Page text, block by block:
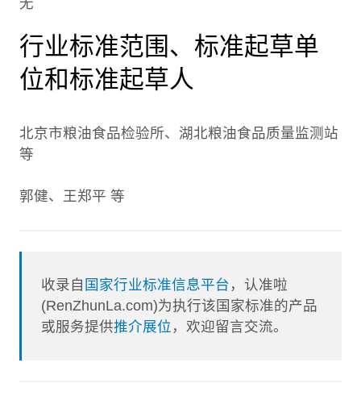
无
行业标准范围、标准起草单
位和标准起草人
北京市粮油食品检验所、湖北粮油食品质量监测站
等
郭健、王郑平 等
收录自 国家行业标准信息平台 ，认准啦
(RenZhunLa.com)为执行该国家标准的产品
或服务提供推介展位 ，欢迎留言交流。